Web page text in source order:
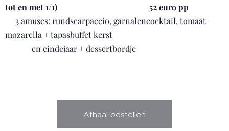
tot en met 1/1) 52 euro pp
3 amuses: rundscarpaccio, garnalencocktail, tomaat
mozarella + tapasbuffet kerst
en eindejaar + dessertbordje
Afhaal bestellen